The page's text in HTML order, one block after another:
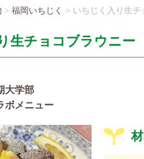
> 福岡いちじく > いちじく入り生チ
生チョコブラウニー
大学部
ボメニュー